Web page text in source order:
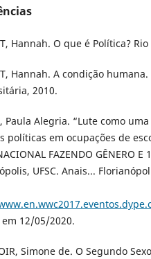
Hannah. O que é Política?
Hannah. A condição
2010.
Paula Alegria. “Lute como
políticas em ocupações de
FAZENDO GÊNERO E
UFSC. Anais...
em 12/05/2020.
Simone de. O Segundo